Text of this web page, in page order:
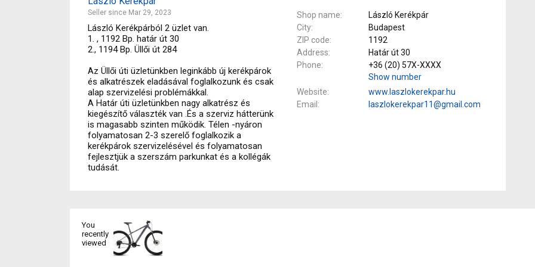
Seller since Mar 29, 2023
László Kerékpárból 2 üzlet van.
1. , 1192 Bp. határ út 30
2., 1194 Bp. Üllői út 284
Az Üllői úti üzletünkben leginkább új kerékpárok
és alkatrészek eladásával foglalkozunk és csak
alap szervizelési problémákkal.
A Határ úti üzletünkben nagy alkatrész és
kiegészítő választék van .És a szerviz hátterünk
is magasabb szinten működik. Télen -nyáron
folyamatosan 2-3 szerelő foglalkozik a
kerékpárok szervizelésével és folyamatosan
fejlesztjük a szerszám parkunkat és a kollégák
tudását.
Shop name
László Kerékpár
City
Budapest
ZIP code
1192
Address
Határ út 30
Phone
+36 (20) 57X-XXXX
Show number
Website
www.laszlokerekpar.hu
Email
laszlokerekpar11@gmail.com
You
recently
viewed